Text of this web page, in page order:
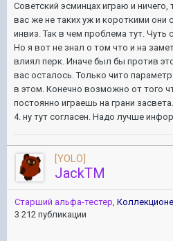
Советский эсминцах играю и
вас же не таких уж и короткими они
инвиз. Так в чем проблема тут. Чуть
Но я вот не знал о том что и на
влиял перк. Иначе был бы против
вас осталось. Только чито
в этом. Конечно возможно от того
постоянно играешь на грани засвета.
4. ну тут согласен. Надо лучше
[YOLO]
JackTM
Старший альфа-тестер,
3 212 публикации